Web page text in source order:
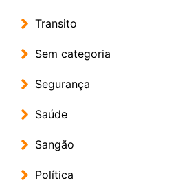
Transito
Sem categoria
Segurança
Saúde
Sangão
Política